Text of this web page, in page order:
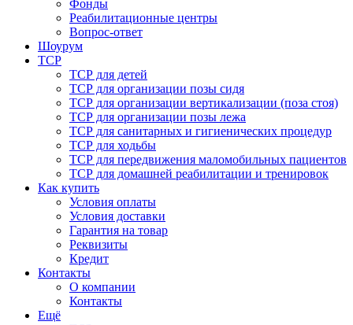
Фонды
Реабилитационные центры
Вопрос-ответ
Шоурум
ТСР
ТСР для детей
ТСР для организации позы сидя
ТСР для организации вертикализации (поза стоя)
ТСР для организации позы лежа
ТСР для санитарных и гигиенических процедур
ТСР для ходьбы
ТСР для передвижения маломобильных пациентов
ТСР для домашней реабилитации и тренировок
Как купить
Условия оплаты
Условия доставки
Гарантия на товар
Реквизиты
Кредит
Контакты
О компании
Контакты
Ещё